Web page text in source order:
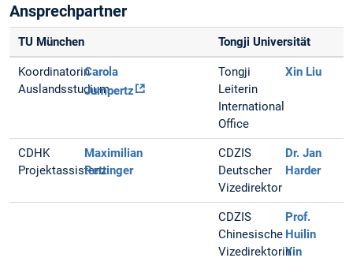
Ansprechpartner
TU München Tongji Universität
Koordinatorin
Auslandsstudium
Carola
Jumpertz
Tongji
Leiterin
International
Office
Xin Liu
CDHK
Projektassistenz
Maximilian
Rettinger
CDZIS
Deutscher
Vizedirektor
Dr. Jan
Harder
CDZIS
Chinesische
Vizedirektorin
Prof.
Huilin
Yin